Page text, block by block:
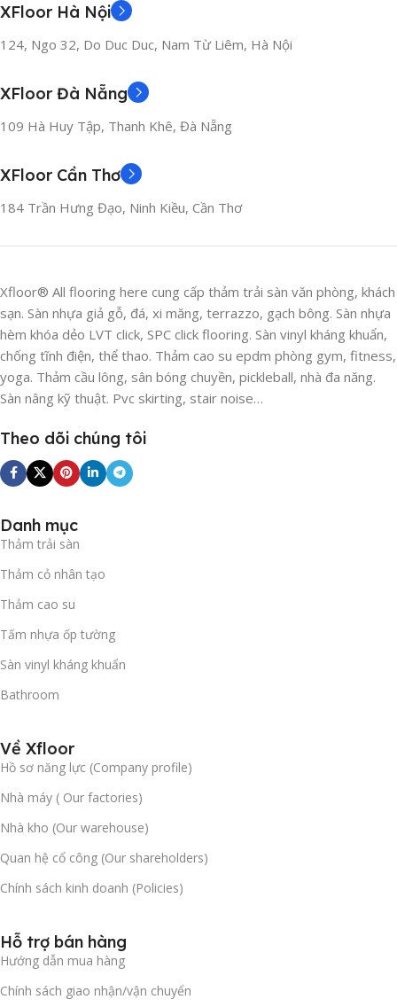
XFloor Hà Nội
124, Ngo 32, Do Duc Duc, Nam Từ Liêm, Hà Nội
XFloor Đà Nẵng
109 Hà Huy Tập, Thanh Khê, Đà Nẵng
XFloor Cần Thơ
184 Trần Hưng Đạo, Ninh Kiều, Cần Thơ
Xfloor® All flooring here cung cấp thảm trải sàn văn phòng, khách
sạn. Sàn nhựa giả gỗ, đá, xi măng, terrazzo, gạch bông. Sàn nhựa
hèm khóa dẻo LVT click, SPC click flooring. Sàn vinyl kháng khuẩn,
chống tĩnh điện, thể thao. Thảm cao su epdm phòng gym, fitness,
yoga. Thảm cầu lông, sân bóng chuyền, pickleball, nhà đa năng.
Sàn nâng kỹ thuật. Pvc skirting, stair noise…
Theo dõi chúng tôi
Danh mục
Thảm trải sàn
Thảm cỏ nhân tạo
Thảm cao su
Tấm nhựa ốp tường
Sàn vinyl kháng khuẩn
Bathroom
Về Xfloor
Hồ sơ năng lực (Company profile)
Nhà máy ( Our factories)
Nhà kho (Our warehouse)
Quan hệ cổ công (Our shareholders)
Chính sách kinh doanh (Policies)
Hỗ trợ bán hàng
Hướng dẫn mua hàng
Chính sách giao nhận/vận chuyển